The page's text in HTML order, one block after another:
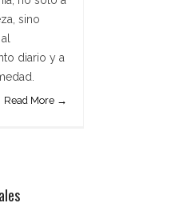
sino
diario y a
Read More →